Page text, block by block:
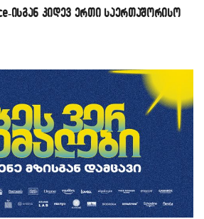
ისგან კიდევ ერთი საერთაშორისო